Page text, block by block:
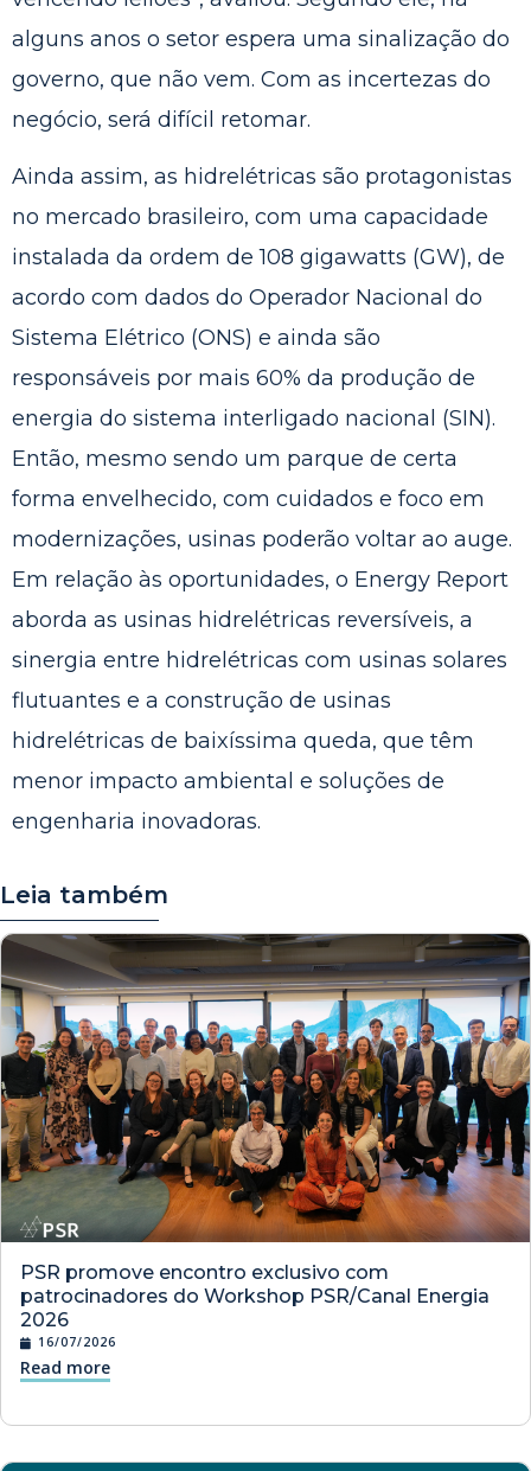
alguns anos o setor espera uma sinalização do
governo, que não vem. Com as incertezas do
negócio, será difícil retomar.
Ainda assim, as hidrelétricas são protagonistas
no mercado brasileiro, com uma capacidade
instalada da ordem de 108 gigawatts (GW), de
acordo com dados do Operador Nacional do
Sistema Elétrico (ONS) e ainda são
responsáveis por mais 60% da produção de
energia do sistema interligado nacional (SIN).
Então, mesmo sendo um parque de certa
forma envelhecido, com cuidados e foco em
modernizações, usinas poderão voltar ao auge.
Em relação às oportunidades, o Energy Report
aborda as usinas hidrelétricas reversíveis, a
sinergia entre hidrelétricas com usinas solares
flutuantes e a construção de usinas
hidrelétricas de baixíssima queda, que têm
menor impacto ambiental e soluções de
engenharia inovadoras.
Leia também
PSR promove encontro exclusivo com
patrocinadores do Workshop PSR/Canal Energia
2026
16/07/2026
Read more